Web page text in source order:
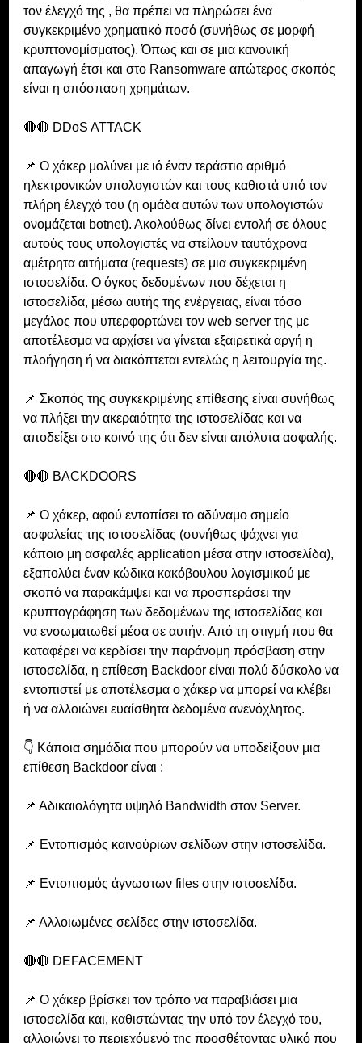
τον έλεγχό της , θα πρέπει να πληρώσει ένα
συγκεκριμένο χρηματικό ποσό (συνήθως σε μορφή
κρυπτονομίσματος). Όπως και σε μια κανονική
απαγωγή έτσι και στο Ransomware απώτερος σκοπός
είναι η απόσπαση χρημάτων.
🔴🔴 DDoS ATTACK
📌 Ο χάκερ μολύνει με ιό έναν τεράστιο αριθμό
ηλεκτρονικών υπολογιστών και τους καθιστά υπό τον
πλήρη έλεγχό του (η ομάδα αυτών των υπολογιστών
ονομάζεται botnet). Ακολούθως δίνει εντολή σε όλους
αυτούς τους υπολογιστές να στείλουν ταυτόχρονα
αμέτρητα αιτήματα (requests) σε μια συγκεκριμένη
ιστοσελίδα. Ο όγκος δεδομένων που δέχεται η
ιστοσελίδα, μέσω αυτής της ενέργειας, είναι τόσο
μεγάλος που υπερφορτώνει τον web server της με
αποτέλεσμα να αρχίσει να γίνεται εξαιρετικά αργή η
πλοήγηση ή να διακόπτεται εντελώς η λειτουργία της.
📌 Σκοπός της συγκεκριμένης επίθεσης είναι συνήθως
να πλήξει την ακεραιότητα της ιστοσελίδας και να
αποδείξει στο κοινό της ότι δεν είναι απόλυτα ασφαλής.
🔴🔴 BACKDOORS
📌 Ο χάκερ, αφού εντοπίσει το αδύναμο σημείο
ασφαλείας της ιστοσελίδας (συνήθως ψάχνει για
κάποιο μη ασφαλές application μέσα στην ιστοσελίδα),
εξαπολύει έναν κώδικα κακόβουλου λογισμικού με
σκοπό να παρακάμψει και να προσπεράσει την
κρυπτογράφηση των δεδομένων της ιστοσελίδας και
να ενσωματωθεί μέσα σε αυτήν. Από τη στιγμή που θα
καταφέρει να κερδίσει την παράνομη πρόσβαση στην
ιστοσελίδα, η επίθεση Backdoor είναι πολύ δύσκολο να
εντοπιστεί με αποτέλεσμα ο χάκερ να μπορεί να κλέβει
ή να αλλοιώνει ευαίσθητα δεδομένα ανενόχλητος.
👇 Κάποια σημάδια που μπορούν να υποδείξουν μια
επίθεση Backdoor είναι :
📌 Αδικαιολόγητα υψηλό Bandwidth στον Server.
📌 Εντοπισμός καινούριων σελίδων στην ιστοσελίδα.
📌 Εντοπισμός άγνωστων files στην ιστοσελίδα.
📌 Αλλοιωμένες σελίδες στην ιστοσελίδα.
🔴🔴 DEFACEMENT
📌 Ο χάκερ βρίσκει τον τρόπο να παραβιάσει μια
ιστοσελίδα και, καθιστώντας την υπό τον έλεγχό του,
αλλοιώνει το περιεχόμενό της προσθέτοντας υλικό που